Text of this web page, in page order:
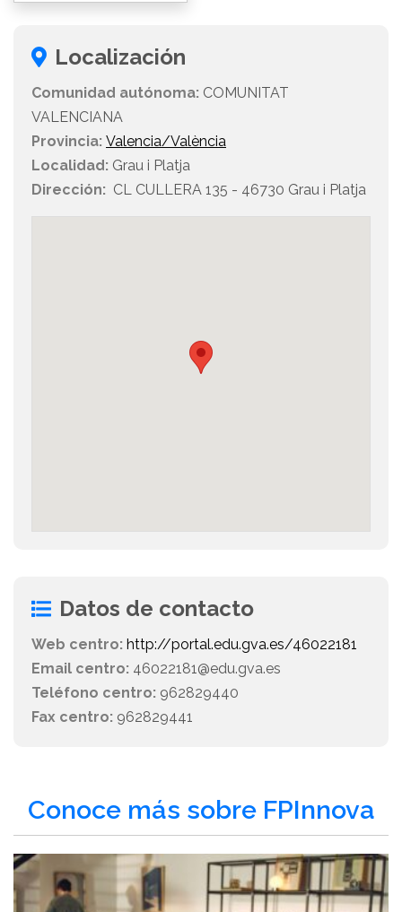
Localización
Comunidad autónoma: COMUNITAT
VALENCIANA
Provincia: Valencia/València
Localidad: Grau i Platja
Dirección: CL CULLERA 135 - 46730 Grau i Platja
Datos de contacto
Web centro: http://portal.edu.gva.es/46022181
Email centro: 46022181@edu.gva.es
Teléfono centro: 962829440
Fax centro: 962829441
Conoce más sobre FPInnova